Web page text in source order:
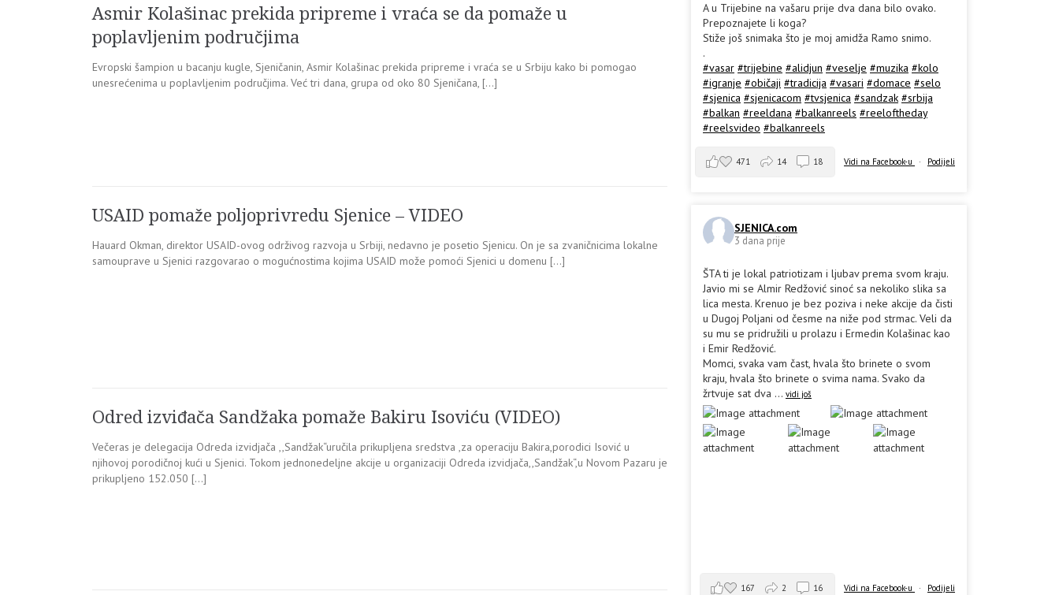
Asmir Kolašinac prekida pripreme i vraća se da pomaže u
poplavljenim područjima
Evropski šampion u bacanju kugle, Sjeničanin, Asmir Kolašinac prekida pripreme i vraća se u Srbiju kako bi pomogao
unesrećenima u poplavljenim područjima. Već tri dana, grupa od oko 80 Sjeničana, […]
USAID pomaže poljoprivredu Sjenice – VIDEO
Hauard Okman, direktor USAID-ovog održivog razvoja u Srbiji, nedavno je posetio Sjenicu. On je sa zvaničnicima lokalne
samouprave u Sjenici razgovarao o mogućnostima kojima USAID može pomoći Sjenici u domenu […]
Odred izviđača Sandžaka pomaže Bakiru Isoviću (VIDEO)
Večeras je delegacija Odreda izvidjača ,,Sandžak“uručila prikupljena sredstva ,za operaciju Bakira,porodici Isović u
njihovoj porodičnoj kući u Sjenici. Tokom jednonedeljne akcije u organizaciji Odreda izvidjača,,Sandžak“,u Novom Pazaru je
prikupljeno 152.050 […]
A u Trijebine na vašaru prije dva dana bilo ovako.
Prepoznajete li koga?
Stiže još snimaka što je moj amidža Ramo snimo.
.
#vasar #trijebine #alidjun #veselje #muzika #kolo
#igranje #običaji #tradicija #vasari #domace #selo
#sjenica #sjenicacom #tvsjenica #sandzak #srbija
#balkan #reeldana #balkanreels #reeloftheday
#reelsvideo #balkanreels
Vidi na Facebook-u · Podijeli
471 14 18
SJENICA.com
3 dana prije
ŠTA ti je lokal patriotizam i ljubav prema svom kraju.
Javio mi se Almir Redžović sinoć sa nekoliko slika sa
lica mesta. Krenuo je bez poziva i neke akcije da čisti
u Dugoj Poljani od česme na niže pod strmac. Veli da
su mu se pridružili u prolazu i Ermedin Kolašinac kao
i Emir Redžović.
Momci, svaka vam čast, hvala što brinete o svom
kraju, hvala što brinete o svima nama. Svako da
žrtvuje sat dva ... vidi još
Vidi na Facebook-u · Podijeli
167 2 16